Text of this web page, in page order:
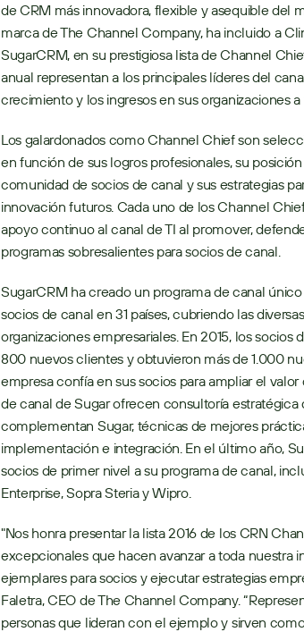
de CRM más innovadora, flexible y asequible del
marca de The Channel Company, ha incluido a
SugarCRM, en su prestigiosa lista de Channel
anual representan a los principales líderes del
crecimiento y los ingresos en sus organizaciones
Los galardonados como Channel Chief son
en función de sus logros profesionales, su
comunidad de socios de canal y sus estrategias
innovación futuros. Cada uno de los Channel
apoyo continuo al canal de TI al promover,
programas sobresalientes para socios de canal.
SugarCRM ha creado un programa de canal
socios de canal en 31 países, cubriendo las
organizaciones empresariales. En 2015, los
800 nuevos clientes y obtuvieron más de 1.000
empresa confía en sus socios para ampliar el
de canal de Sugar ofrecen consultoría
complementan Sugar, técnicas de mejores
implementación e integración. En el último año,
socios de primer nivel a su programa de canal,
Enterprise, Sopra Steria y Wipro.
"Nos honra presentar la lista 2016 de los CRN
excepcionales que hacen avanzar a toda nuestra
ejemplares para socios y ejecutar estrategias
Faletra, CEO de The Channel Company.
personas que lideran con el ejemplo y sirven